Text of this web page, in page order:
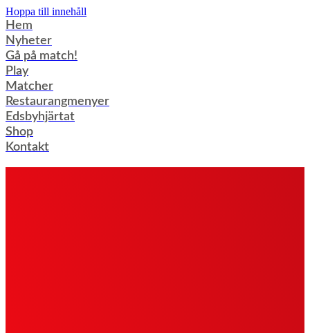
Hoppa till innehåll
Hem
Nyheter
Gå på match!
Play
Matcher
Restaurangmenyer
Edsbyhjärtat
Shop
Kontakt